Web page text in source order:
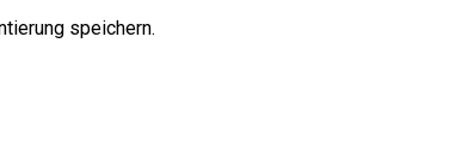
speichern.